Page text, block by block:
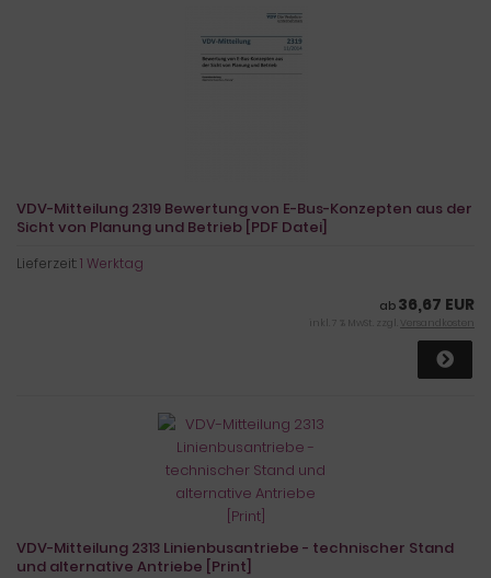
VDV-Mitteilung 2319 Bewertung von E-Bus-Konzepten aus der
Sicht von Planung und Betrieb [PDF Datei]
Lieferzeit:1 Werktag
ab 36,67 EUR
inkl. 7 % MwSt. zzgl. Versandkosten
VDV-Mitteilung 2313 Linienbusantriebe - technischer Stand
und alternative Antriebe [Print]